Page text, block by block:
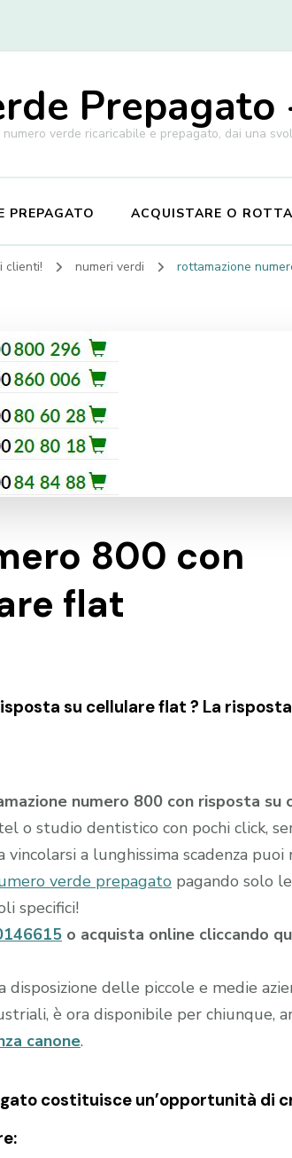
numero verde ricaricabile e prepagato, dai una
PREPAGATO ACQUISTARE O
clienti! numeri verdi rottamazione
800 con
flat
su cellulare flat ? La
numero 800 con risposta su
o studio dentistico con pochi click,
vincolarsi a lunghissima scadenza
verde prepagato pagando solo
specifici!
o acquista online cliccando
delle piccole e medie
è ora disponibile per chiunque,
canone.
costituisce un’opportunità di